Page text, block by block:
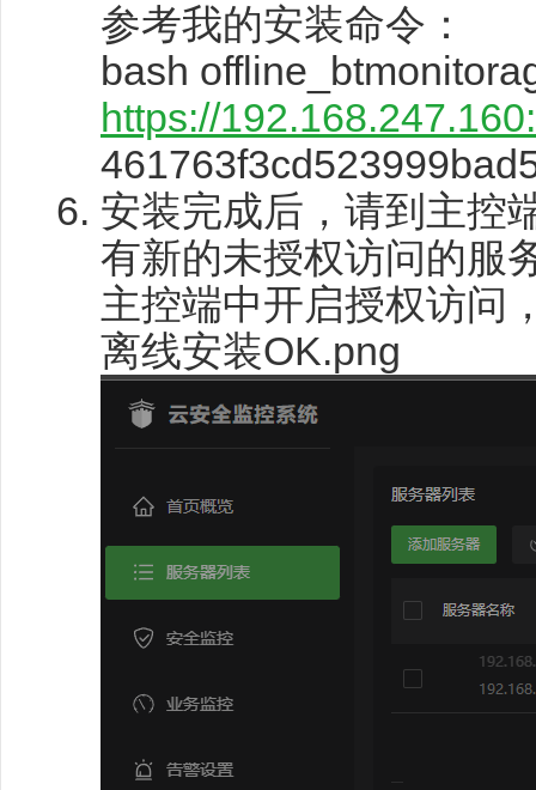
参考我的安装命令：
bash
https://
安装完成后，请到主控
有新的未授权访问的服
主控端中开启授权访问
离线安装OK.png